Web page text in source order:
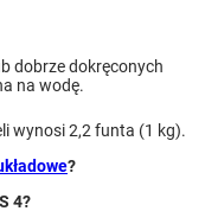
dobrze dokręconych
na wodę.
wynosi 2,2 funta (1 kg).
?
4?